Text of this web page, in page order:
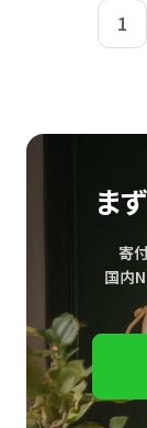
1
ま
寄
国内